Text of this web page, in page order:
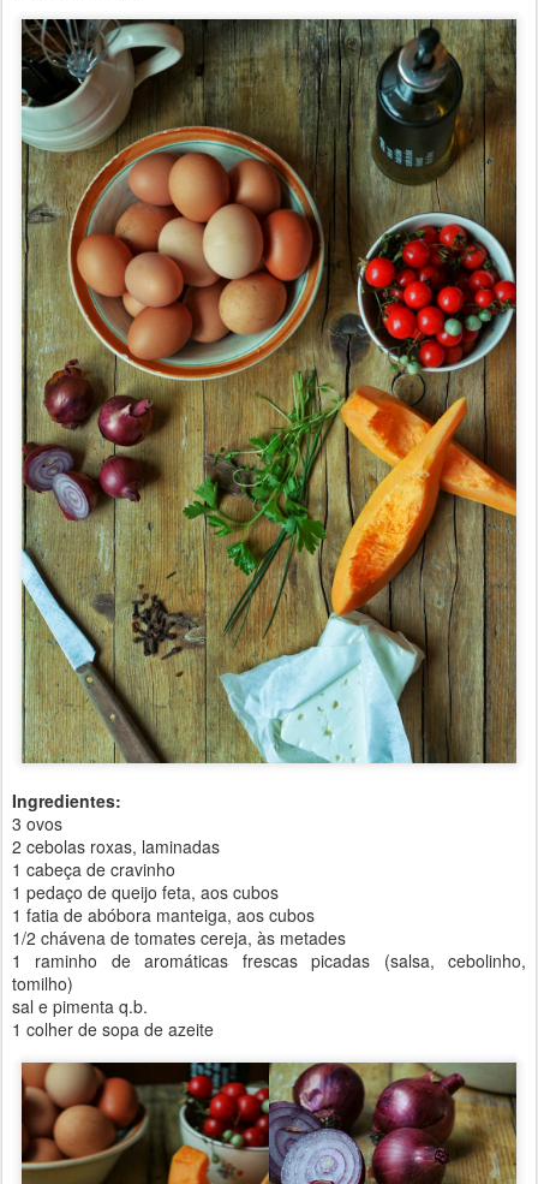
Ingredientes:
3 ovos
2 cebolas roxas, laminadas
1 cabeça de cravinho
1 pedaço de queijo feta, aos cubos
1 fatia de abóbora manteiga, aos cubos
1/2 chávena de tomates cereja, às metades
1 raminho de aromáticas frescas picadas (salsa, cebolinho,
tomilho)
sal e pimenta q.b.
1 colher de sopa de azeite